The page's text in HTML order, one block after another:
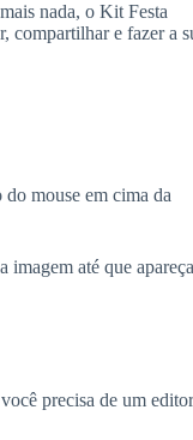
nada, o Kit Festa
compartilhar e fazer a
mouse em cima da
imagem até que
precisa de um